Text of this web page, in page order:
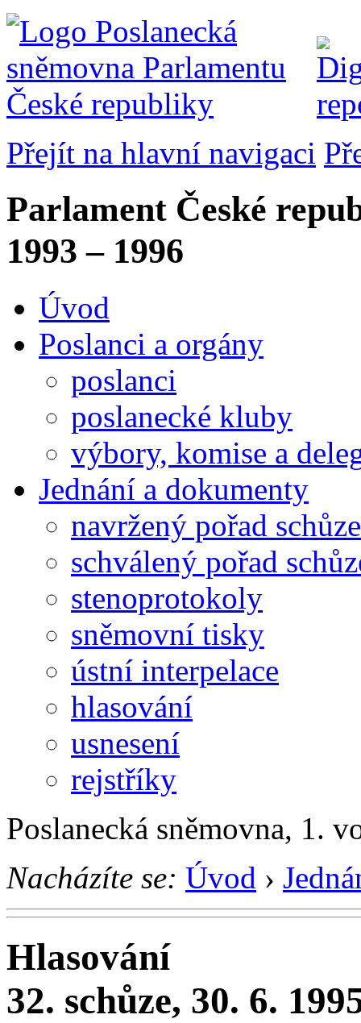
Přejít na hlavní navigaci
Parlament České
1993 – 1996
Úvod
Poslanci a orgány
poslanci
poslanecké kluby
výbory, komise a
Jednání a dokumenty
navržený pořad schůze
schválený pořad
stenoprotokoly
sněmovní tisky
ústní interpelace
hlasování
usnesení
rejstříky
Poslanecká sněmovna, 1.
Nacházíte se: Úvod ›
Hlasování
32. schůze, 30. 6.